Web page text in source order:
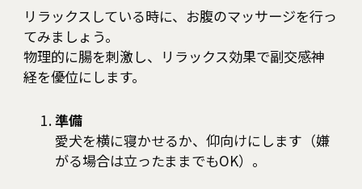
リラックスしている時に、お腹のマッサージを行っ
てみましょう。
物理的に腸を刺激し、リラックス効果で副交感神
経を優位にします。
準備
愛犬を横に寝かせるか、仰向けにします（嫌
がる場合は立ったままでもOK）。